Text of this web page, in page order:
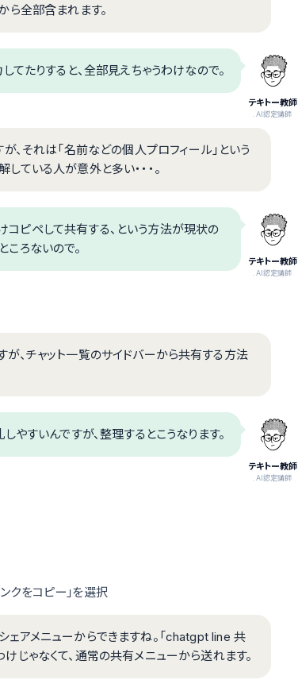
ら全部含まれます。
テキトー教師
.AI認定講師
たりすると、全部見えちゃうわけなので。
、それは「名前などの個人プロフィール」という
ている人が意外と多い・・・。
テキトー教師
.AI認定講師
ピペして共有する、という方法が現状の
ろないので。
、チャット一覧のサイドバーから共有する方法
テキトー教師
.AI認定講師
やすいんですが、整理するとこうなります。
ンクをコピー」を選択
アメニューからできますね。「chatgpt line 共
じゃなくて、通常の共有メニューから送れます。